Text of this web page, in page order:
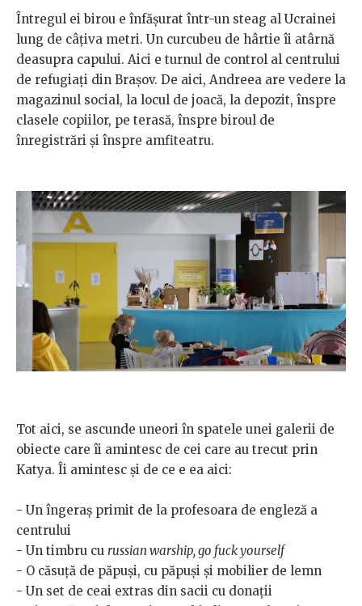
Întregul ei birou e înfășurat într-un steag al Ucrainei
lung de câțiva metri. Un curcubeu de hârtie îi atârnă
deasupra capului. Aici e turnul de control al centrului
de refugiați din Brașov. De aici, Andreea are vedere la
magazinul social, la locul de joacă, la depozit, înspre
clasele copiilor, pe terasă, înspre biroul de
înregistrări și înspre amfiteatru.
Tot aici, se ascunde uneori în spatele unei galerii de
obiecte care îi amintesc de cei care au trecut prin
Katya. Îi amintesc și de ce e ea aici:
- Un îngeraș primit de la profesoara de engleză a
centrului
- Un timbru cu russian warship, go fuck yourself
- O căsuță de păpuși, cu păpuși și mobilier de lemn
- Un set de ceai extras din sacii cu donații